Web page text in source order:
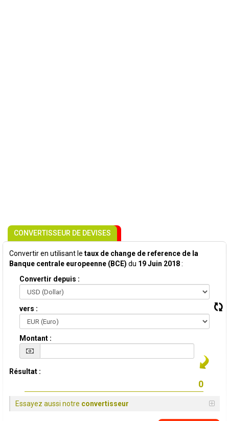
CONVERTISSEUR DE DEVISES
Convertir en utilisant le taux de change de reference de la
Banque centrale europeenne (BCE) du 19 Juin 2018:
Convertir depuis :
vers :
Montant :
Résultat :
Essayez aussi notre convertisseur